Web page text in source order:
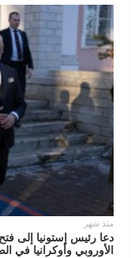
منذ شهر
دعا رئيس إستونيا إلى
الأوروبي وأوكرانيا في